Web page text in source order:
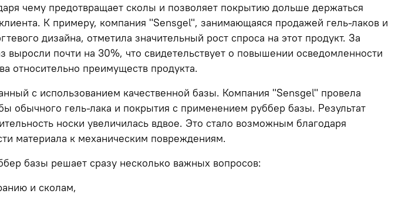
чему предотвращает сколы и позволяет покрытию дольше держаться
К примеру, компания "Sensgel", занимающаяся продажей гель-лаков и
дизайна, отметила значительный рост спроса на этот продукт. За
выросли почти на 30%, что свидетельствует о повышении осведомленности
относительно преимуществ продукта.
с использованием качественной базы. Компания "Sensgel" провела
обычного гель-лака и покрытия с применением руббер базы. Результат
носки увеличилась вдвое. Это стало возможным благодаря
материала к механическим повреждениям.
базы решает сразу несколько важных вопросов:
и сколам,